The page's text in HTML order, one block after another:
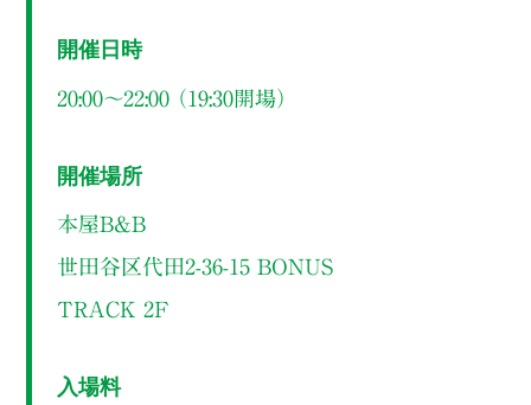
開催日時
20:00～22:00 （19:30開場）
開催場所
本屋B&B
世田谷区代田2-36-15 BONUS
TRACK 2F
入場料